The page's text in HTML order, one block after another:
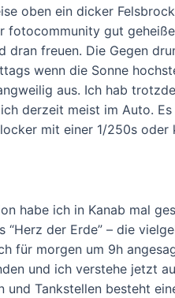
oben ein dicker
fotocommunity gut
dran freuen. Die Gegen
wenn die Sonne
aus. Ich hab
derzeit meist im Auto.
mit einer 1/250s oder
habe ich in Kanab mal
der Erde” – die
für morgen um 9h
und ich verstehe jetzt
und Tankstellen besteht